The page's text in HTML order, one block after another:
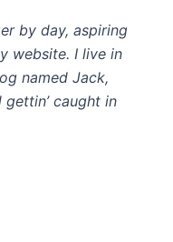
by day, aspiring
website. I live in
named Jack,
caught in